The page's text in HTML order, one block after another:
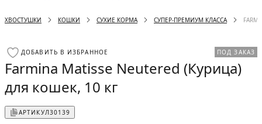
ХВОСТУШКИ КОШКИ СУХИЕ КОРМА СУПЕР-ПРЕМИУМ КЛАССА
ДОБАВИТЬ В ИЗБРАННОЕ ПОД ЗАКАЗ
Farmina Matisse Neutered (Курица)
для кошек, 10 кг
АРТИКУЛ30139